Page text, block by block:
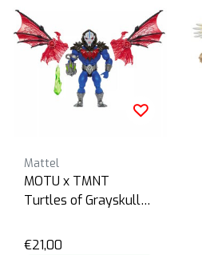
Mattel
MOTU x TMNT
Turtles of Grayskull
€21,00